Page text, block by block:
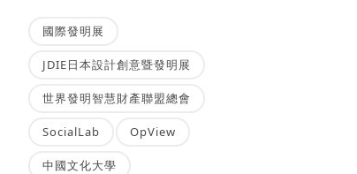
國際發明展
JDIE日本設計創意暨發明展
世界發明智慧財產聯盟總會
SocialLab OpView
中國文化大學